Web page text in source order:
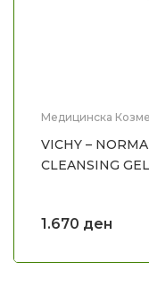
Медицинска
VICHY –
CLEANSING
1.670 ден